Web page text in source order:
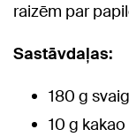
raizēm par
Sastāvdaļas:
180 g
10 g kakao